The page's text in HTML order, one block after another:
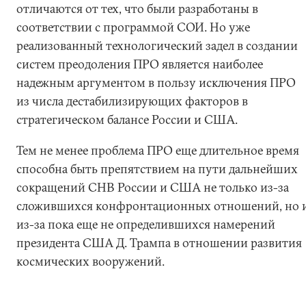
отличаются от тех, что были разработаны в
соответствии с программой СОИ. Но уже
реализованный технологический задел в создании
систем преодоления ПРО является наиболее
надежным аргументом в пользу исключения ПРО
из числа дестабилизирующих факторов в
стратегическом балансе России и США.
Тем не менее проблема ПРО еще длительное время
способна быть препятствием на пути дальнейших
сокращений СНВ России и США не только из-за
сложившихся конфронтационных отношений, но
из-за пока еще не определившихся намерений
президента США Д. Трампа в отношении развития
космических вооружений.